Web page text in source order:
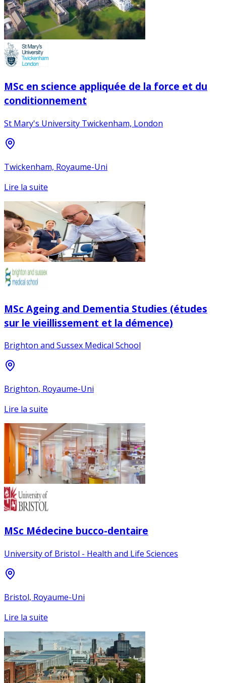
MSc en science appliquée de la force et du
conditionnement
St Mary's University Twickenham, London
Twickenham, Royaume-Uni
Lire la suite
MSc Ageing and Dementia Studies (études
sur le vieillissement et la démence)
Brighton and Sussex Medical School
Brighton, Royaume-Uni
Lire la suite
MSc Médecine bucco-dentaire
University of Bristol - Health and Life Sciences
Bristol, Royaume-Uni
Lire la suite